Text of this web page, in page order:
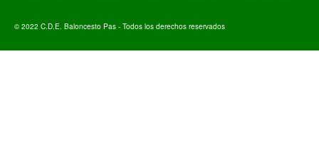
© 2022 C.D.E. Baloncesto Pas - Todos los derechos reservados